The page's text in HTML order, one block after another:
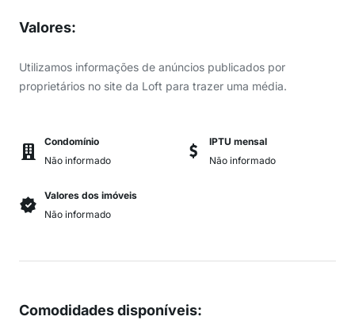
Valores:
Utilizamos informações de anúncios publicados por
proprietários no site da Loft para trazer uma média.
Condomínio
Não informado
IPTU mensal
Não informado
Valores dos imóveis
Não informado
Comodidades disponíveis: